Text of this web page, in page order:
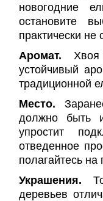
новогодние
остановите
практически
Аромат. Хвоя
устойчивый
традиционной
Место.
должно быть
упростит
отведенное
полагайтесь на
Украшения.
деревьев